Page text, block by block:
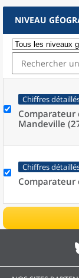
NIVEAU
Chiffres
Comparateur
Mandeville
Chiffres
Comparateur